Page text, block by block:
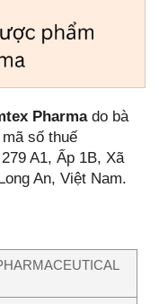
Pharmado bà
số thuế
A1, Ấp 1B, Xã
An, Việt Nam.